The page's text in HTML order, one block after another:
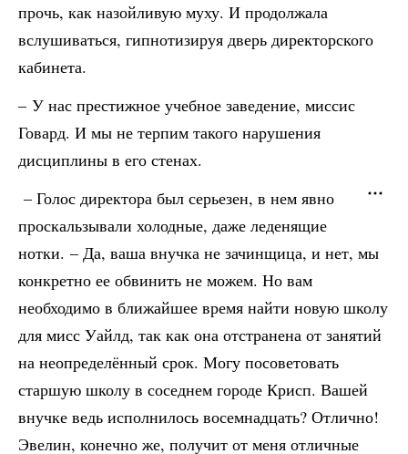
прочь, как назойливую муху. И продолжала
вслушиваться, гипнотизируя дверь директорского
кабинета.
– У нас престижное учебное заведение, миссис
Говард. И мы не терпим такого нарушения
дисциплины в его стенах.
– Голос директора был серьезен, в нем явно
проскальзывали холодные, даже леденящие
нотки. – Да, ваша внучка не зачинщица, и нет, мы
конкретно ее обвинить не можем. Но вам
необходимо в ближайшее время найти новую школу
для мисс Уайлд, так как она отстранена от занятий
на неопределённый срок. Могу посоветовать
старшую школу в соседнем городе Крисп. Вашей
внучке ведь исполнилось восемнадцать? Отлично!
Эвелин, конечно же, получит от меня отличные